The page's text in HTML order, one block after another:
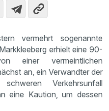
vermehrt sogenannte
erhielt eine 90-
einer vermeintlichen
an, ein Verwandter der
Verkehrsunfall
eine Kaution, um dessen